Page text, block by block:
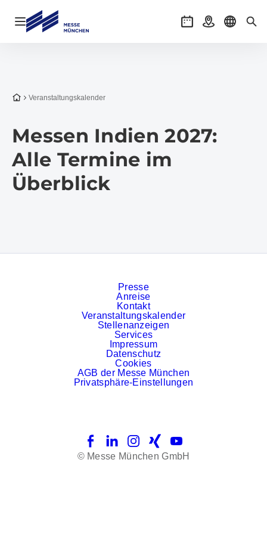
Navigation öffnen Veranstaltungen
AnreiseSprache
Zur Startseite
Veranstaltungs­kalender
Messen Indien 2027:
Alle Termine im
Überblick
Presse
Anreise
Kontakt
Veranstaltungskalender
Stellenanzeigen
Services
Impressum
Datenschutz
Cookies
AGB der Messe München
Privatsphäre-Einstellungen
FacebookLinkedInInstagram
Xing
YouTube
© Messe München GmbH